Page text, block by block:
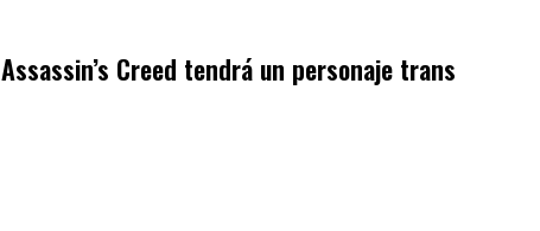
Assassin’s Creed tendrá un personaje trans